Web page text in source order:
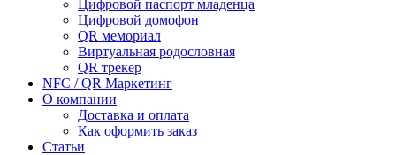
Цифровой паспорт младенца
Цифровой домофон
QR мемориал
Виртуальная родословная
QR трекер
NFC / QR Маркетинг
О компании
Доставка и оплата
Как оформить заказ
Статьи